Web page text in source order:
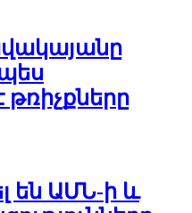
են ԱՄՆ-ի և